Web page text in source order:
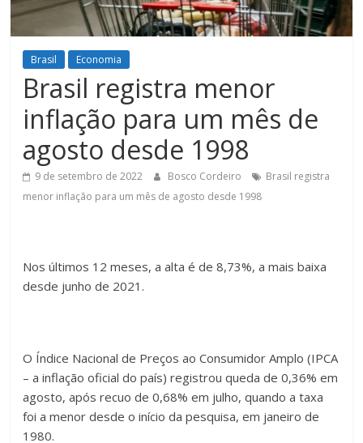
Figueiredo
Brasil Economia
Brasil registra menor
inflação para um mês de
agosto desde 1998
9 de setembro de 2022 Bosco Cordeiro
Brasil registra
menor inflação para um mês de agosto desde 1998
Nos últimos 12 meses, a alta é de 8,73%, a mais baixa
desde junho de 2021.
O Índice Nacional de Preços ao Consumidor Amplo (IPCA
– a inflação oficial do país) registrou queda de 0,36% em
agosto, após recuo de 0,68% em julho, quando a taxa
foi a menor desde o início da pesquisa, em janeiro de
1980.